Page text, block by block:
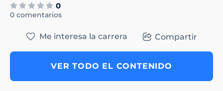
0
0 comentarios
Me interesa la carrera Compartir
VER TODO EL CONTENIDO